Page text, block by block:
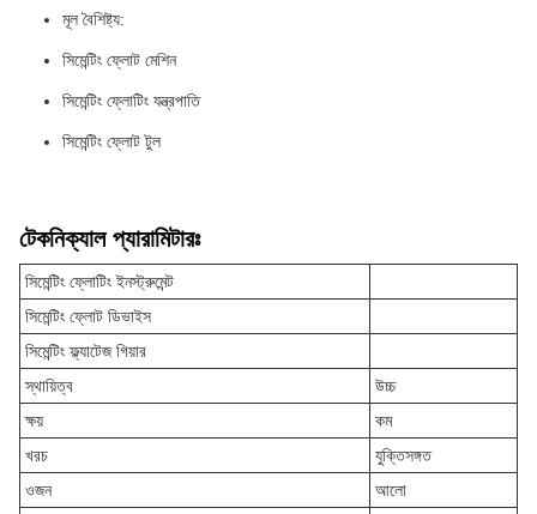
মূল বৈশিষ্ট্য:
সিমেন্টিং ফ্লোট মেশিন
সিমেন্টিং ফ্লোটিং যন্ত্রপাতি
সিমেন্টিং ফ্লোট টুল
টেকনিক্যাল প্যারামিটারঃ
সিমেন্টিং ফ্লোটিং ইনস্ট্রুমেন্ট
সিমেন্টিং ফ্লোট ডিভাইস
সিমেন্টিং ফ্ল্যাটেজ গিয়ার
স্থায়িত্ব
উচ্চ
ক্ষয়
কম
খরচ
যুক্তিসঙ্গত
ওজন
আলো